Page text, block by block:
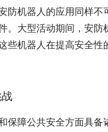
防机器人的应用同样
。大型活动期间，安
些机器人在提高安全
保障公共安全方面具